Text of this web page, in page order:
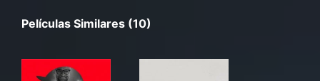
Películas Similares (10)